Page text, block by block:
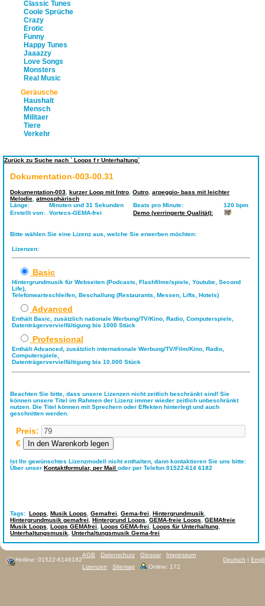
Classic Tunes
Coole Sprüche
Crazy
Erotic
Funny
Happy Tunes
Jaaazzy
Love Songs
Monsters
Real Music
Geräusche
Haushalt
Mensch
Militaer
Tiere
Verkehr
Zurück zu Suche nach ` Loops f r Unterhaltung`
Dokumentation-003-00.31
Dokumentation-003 kurzer Loop mit Intro Outro arpeggio- bass mit leichter
Melodie atmosphärisch
Länge:
Minuten und 31 Sekunden Beats pro Minute:
120 bpm
Erstellt von:
Vortecs-GEMA-frei Demo (verringerte Qualität):
Bitte wählen Sie eine Lizenz aus, welche Sie erwerben möchten:
Lizenzen:
Basic
Hintergrundmusik für Webseiten (Podcasts, Flashfilme/spiele, Youtube, Second
Life),
Telefonwarteschleifen, Beschallung (Restaurants, Messen, Lifts, Hotels)
Advanced
Enthält Basic, zusätzlich nationale Werbung/TV/Kino, Radio, Computerspiele,
Datenträgervervielfältigung bis 1000 Stück
Professional
Enthält Advanced, zusätzlich internationale Werbung/TV/Film/Kino, Radio,
Computerspiele,
Datenträgervervielfältigung bis 10.000 Stück
Beachten Sie bitte, dass unsere Lizenzen nicht zeitlich beschränkt sind! Sie
können unsere Titel im Rahmen der Lizenz immer wieder zeitlich unbeschränkt
nutzen. Die Titel können mit Sprechern oder Effekten hinterlegt und auch
geschnitten werden.
Preis:
€
Ist Ihr gewünschtes Lizenzmodell nicht enthalten, dann kontaktieren Sie uns bitte:
Über unser Kontaktformular, per Mail oder per Telefon 01522-614 6182
Tags: Loops Musik Loops Gemafrei Gema-frei Hintergrundmusik
Hintergrundmusik gemafrei
Hintergrund Loops GEMA-freie Loops
GEMAfreie
Musik Loops
Loops GEMAfrei Loops GEMA-frei Loops für Unterhaltung
Unterhaltungsmusik Unterhaltungsmusik Gema-frei
Hotline: 01522-6146182 Deutsch |
AGB Datenschutz Glossar
Impressum
Lizenzen
Sitemap Online: 172